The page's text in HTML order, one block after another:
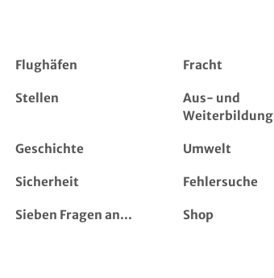
Flughäfen Fracht
Stellen
Aus- und
Weiterbildung
Geschichte Umwelt
Sicherheit Fehlersuche
Sieben Fragen an... Shop